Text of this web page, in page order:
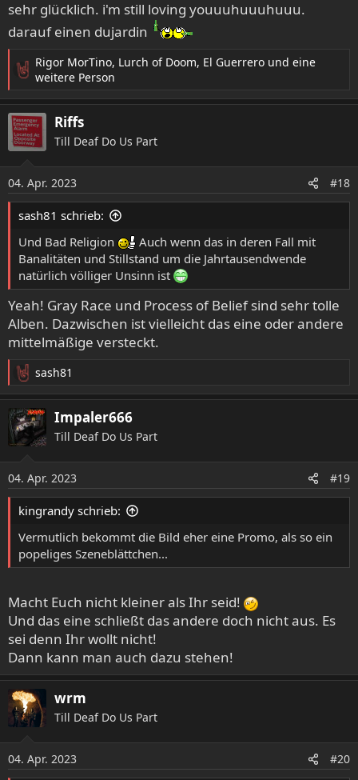
sehr glücklich. i'm still loving youuuhuuuhuuu.
darauf einen dujardin
R
a
k
t
i
o
n
e
n
Rigor MorTino, Lurch of Doom, El Guerrero und eine
weitere Person
Riffs
Till Deaf Do Us Part
04. Apr. 2023 #18
sash81 schrieb:
Und Bad Religion
Auch wenn das in deren Fall mit
Banalitäten und Stillstand um die Jahrtausendwende
natürlich völliger Unsinn ist
Yeah! Gray Race und Process of Belief sind sehr tolle
Alben. Dazwischen ist vielleicht das eine oder andere
mittelmäßige versteckt.
R
e
a
k
t
n
e
n
sash81
Impaler666
Till Deaf Do Us Part
04. Apr. 2023 #19
kingrandy schrieb:
Vermutlich bekommt die Bild eher eine Promo, als so ein
popeliges Szeneblättchen...
Macht Euch nicht kleiner als Ihr seid!
Und das eine schließt das andere doch nicht aus. Es
sei denn Ihr wollt nicht!
Dann kann man auch dazu stehen!
wrm
Till Deaf Do Us Part
04. Apr. 2023 #20